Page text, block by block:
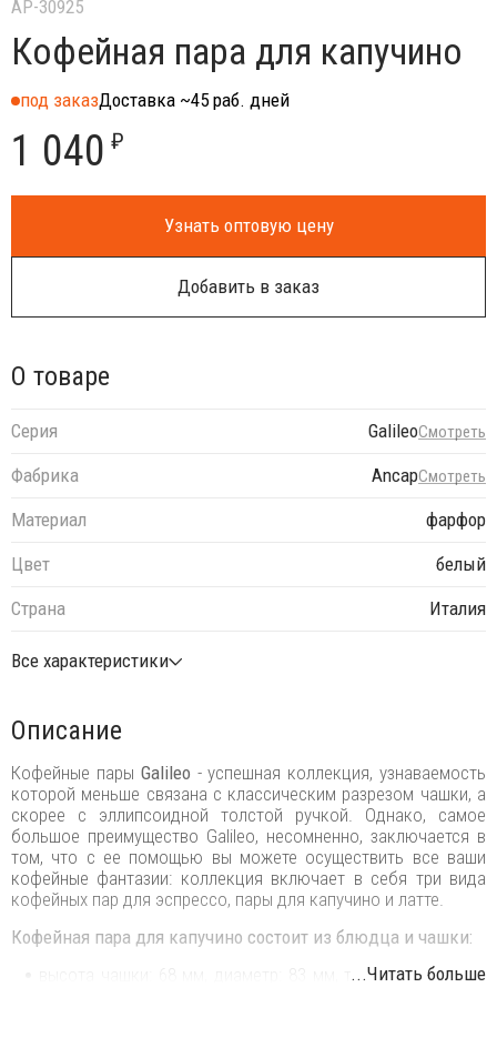
AP-30925
Кофейная пара для капучино
под заказДоставка ~45 раб. дней
1 040 ₽
Узнать оптовую цену
Добавить в заказ
О товаре
Серия GalileoСмотреть
Фабрика AncapСмотреть
Материал
фарфор
Цвет
белый
Страна
Италия
Все характеристики
Описание
Кофейные пары Galileo - успешная коллекция, узнаваемость
которой меньше связана с классическим разрезом чашки, а
скорее с эллипсоидной толстой ручкой. Однако, самое
большое преимущество Galileo, несомненно, заключается в
том, что с ее помощью вы можете осуществить все ваши
кофейные фантазии: коллекция включает в себя три вида
кофейных пар для эспрессо, пары для капучино и латте.
Кофейная пара для капучино состоит из блюдца и чашки:
высота чашки: 68 мм, диаметр: 83 мм, толщина стенки: 6
...Читать больше